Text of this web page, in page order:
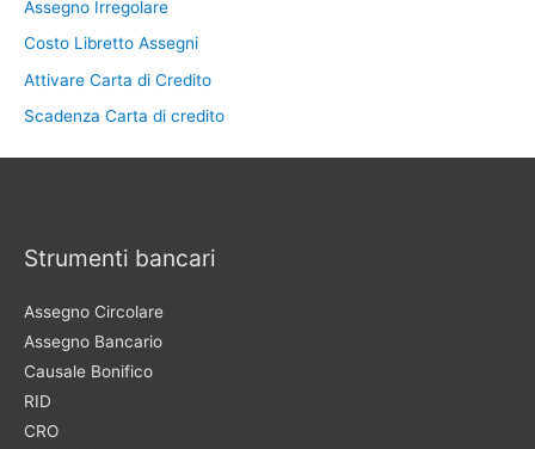
Assegno Irregolare
Costo Libretto Assegni
Attivare Carta di Credito
Scadenza Carta di credito
Strumenti bancari
Assegno Circolare
Assegno Bancario
Causale Bonifico
RID
CRO